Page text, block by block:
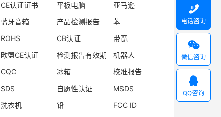
CE认证证书
平板电脑
亚马逊
蓝牙音箱
产品检测报告
苯
ROHS
CB认证
带宽
欧盟CE认证
检测报告有效期
机器人
CQC
冰箱
校准报告
SDS
自愿性认证
MSDS
洗衣机
铅
FCC ID

电话咨询

微信咨询

QQ咨询